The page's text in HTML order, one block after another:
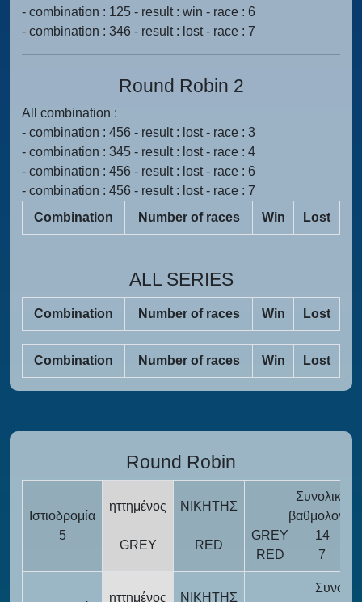
- combination : 125 - result : win - race : 6
- combination : 346 - result : lost - race : 7
Round Robin 2
All combination :
- combination : 456 - result : lost - race : 3
- combination : 345 - result : lost - race : 4
- combination : 456 - result : lost - race : 6
- combination : 456 - result : lost - race : 7
Combination
Number of races Win Lost
ALL SERIES
Combination Number of races Win Lost
Combination Number of races Win Lost
Round Robin
Ιστιοδρομία
5
ηττημένος
GREY
ΝΙΚΗΤΗΣ
RED
Συνολική
βαθμολογία
GREY
14
RED
7
ηττημένος ΝΙΚΗΤΗΣ